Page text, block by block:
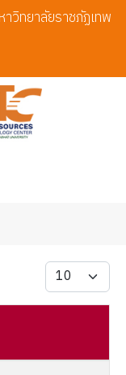
วิทยาลัยราชภัฏเทพ
Display #